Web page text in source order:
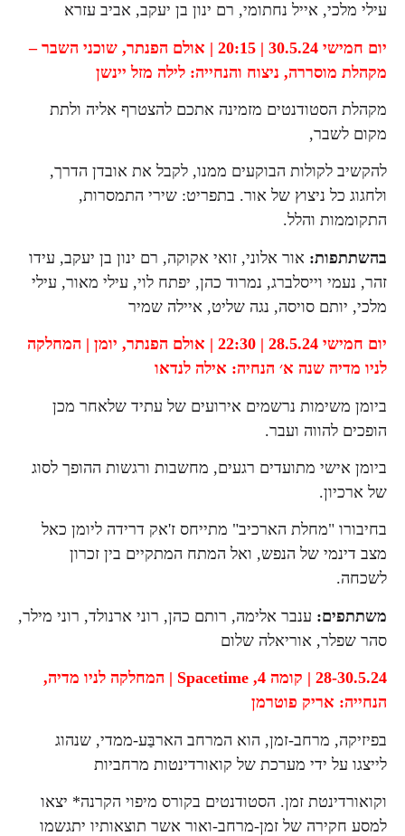
עילי מלכי, אייל נחתומי, רם ינון בן יעקב, אביב עזרא
יום חמישי 30.5.24 | 20:15 | אולם הפנתר,
שוכני השבר –
מקהלת מוסררה, ניצוח והנחייה: לילה מזל יינשן
מקהלת הסטודנטים מזמינה אתכם להצטרף אליה ולתת
מקום לשבר,
להקשיב לקולות הבוקעים ממנו, לקבל את אובדן הדרך,
ולחגוג כל ניצוץ של אור. בתפריט: שירי התמסרות,
התקוממות והלל.
בהשתתפות: אור אלוני, זואי אקוקה, רם ינון בן יעקב, עידו
זהר, נעמי וייסלברג, נמרוד כהן, יפתח לוי, עילי מאור, עילי
מלכי, יותם סויסה, נגה שליט, איילה שמיר
יום חמישי 28.5.24 | 22:30 | אולם הפנתר,
יומן | המחלקה
לניו מדיה שנה א׳ הנחיה: אילה לנדאו
ביומן משימות נרשמים אירועים של עתיד שלאחר מכן
הופכים להווה ועבר.
ביומן אישי מתועדים רגעים, מחשבות ורגשות ההופך לסוג
של ארכיון.
בחיבורו "מחלת הארכיב" מתייחס ז'אק דרידה ליומן כאל
מצב דינמי של הנפש, ואל המתח המתקיים בין זכרון
לשכחה.
משתתפים: ענבר אלימה, רותם כהן, רוני ארנולד, רוני מילר,
סהר שפלר, אוריאלה שלום
28-30.5.24 | קומה 4, Spacetime |
המחלקה לניו מדיה,
הנחייה: אריק פוטרמן
בפיזיקה, מרחב-זמן, הוא המרחב הארבַּע-ממדי, שנהוג
לייצגו על ידי מערכת של קואורדינטות מרחביות
וקואורדינטת זמן. הסטודנטים בקורס מיפוי הקרנה* יצאו
למסע חקירה של זמן-מרחב-ואור אשר תוצאותיו יתגשמו